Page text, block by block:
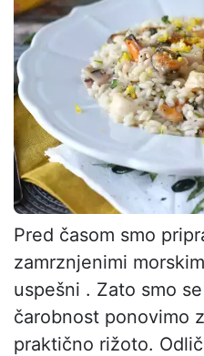
Pred časom smo
zamrznjenimi
uspešni . Zato smo
čarobnost ponovimo
praktično rižoto.